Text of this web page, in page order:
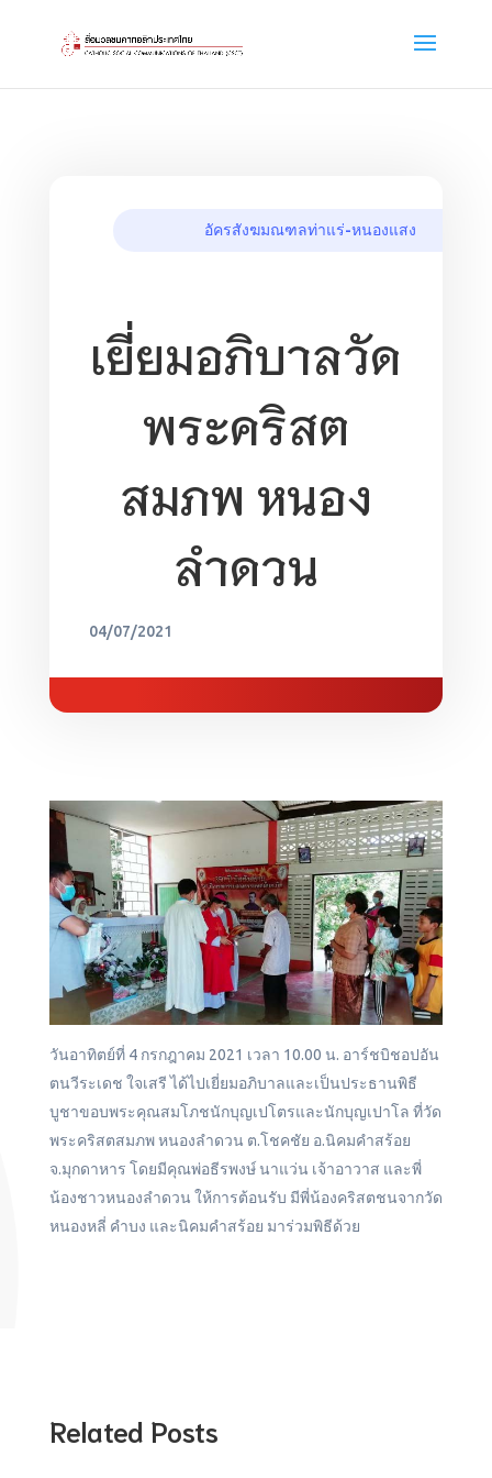
อัครสังฆมณฑลท่าแร่-หนองแสง
เยี่ยมอภิบาลวัด
พระคริสต
สมภพ หนอง
ลำดวน
04/07/2021
วันอาทิตย์ที่ 4 กรกฎาคม 2021 เวลา 10.00 น. อาร์ชบิชอปอัน
ตนวีระเดช ใจเสรี ได้ไปเยี่ยมอภิบาลและเป็นประธานพิธี
บูชาขอบพระคุณสมโภชนักบุญเปโตรและนักบุญเปาโล ที่วัด
พระคริสตสมภพ หนองลำดวน ต.โชคชัย อ.นิคมคำสร้อย
จ.มุกดาหาร โดยมีคุณพ่อธีรพงษ์ นาแว่น เจ้าอาวาส และพี่
น้องชาวหนองลำดวน ให้การต้อนรับ มีพี่น้องคริสตชนจากวัด
หนองหลี่ คำบง และนิคมคำสร้อย มาร่วมพิธีด้วย
Related Posts